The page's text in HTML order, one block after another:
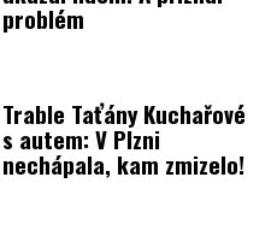
problém
Trable Taťány Kuchařové
s autem: V Plzni
nechápala, kam zmizelo!